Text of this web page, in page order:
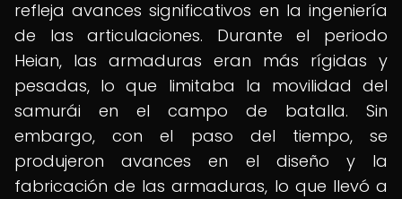
refleja avances significativos en la ingeniería
de las articulaciones. Durante el periodo
Heian, las armaduras eran más rígidas y
pesadas, lo que limitaba la movilidad del
samurái en el campo de batalla. Sin
embargo, con el paso del tiempo, se
produjeron avances en el diseño y la
fabricación de las armaduras, lo que llevó a